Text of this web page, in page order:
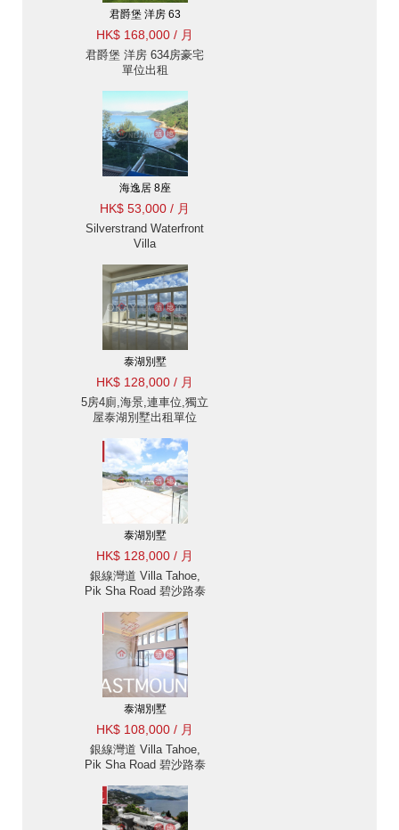
君爵堡 洋房 63
HK$ 168,000 / 月
君爵堡 洋房 634房豪宅
單位出租
海逸居 8座
HK$ 53,000 / 月
Silverstrand Waterfront
Villa
泰湖別墅
HK$ 128,000 / 月
5房4廁,海景,連車位,獨立
屋泰湖別墅出租單位
泰湖別墅
HK$ 128,000 / 月
銀線灣道 Villa Tahoe,
Pik Sha Road 碧沙路泰
樓底設計 | 物業 ID:2580
泰湖別墅出售單位
泰湖別墅
HK$ 108,000 / 月
銀線灣道 Villa Tahoe,
Pik Sha Road 碧沙路泰
海景, 高樓底設計 出租單
位